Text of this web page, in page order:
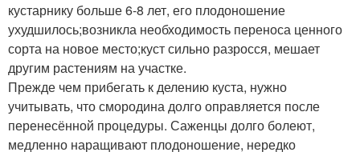
кустарнику больше 6-8 лет, его плодоношение
ухудшилось;возникла необходимость переноса ценного
сорта на новое место;куст сильно разросся, мешает
другим растениям на участке.
Прежде чем прибегать к делению куста, нужно
учитывать, что смородина долго оправляется после
перенесённой процедуры. Саженцы долго болеют,
медленно наращивают плодоношение, нередко